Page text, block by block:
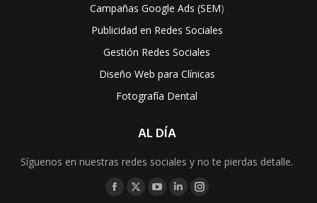
Campañas Google Ads (SEM)
Publicidad en Redes Sociales
Gestión Redes Sociales
Diseño Web para Clínicas
Fotografía Dental
AL DÍA
Síguenos en nuestras redes sociales y no te pierdas detalle.
Facebook
X
YouTubeLinkedinInstagram